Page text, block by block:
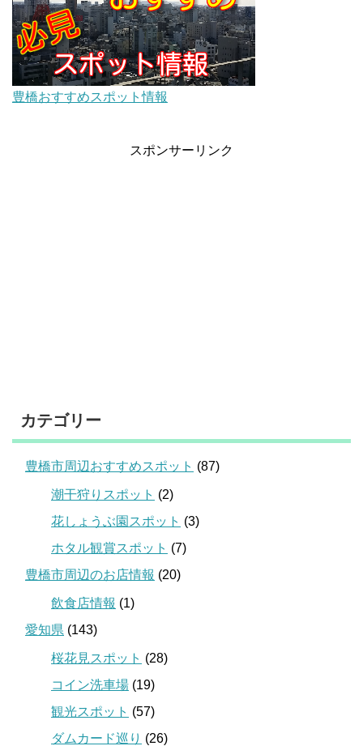
豊橋おすすめスポット情報
スポンサーリンク
カテゴリー
豊橋市周辺おすすめスポット (87)
潮干狩りスポット (2)
花しょうぶ園スポット (3)
ホタル観賞スポット (7)
豊橋市周辺のお店情報 (20)
飲食店情報 (1)
愛知県 (143)
桜花見スポット (28)
コイン洗車場 (19)
観光スポット (57)
ダムカード巡り (26)